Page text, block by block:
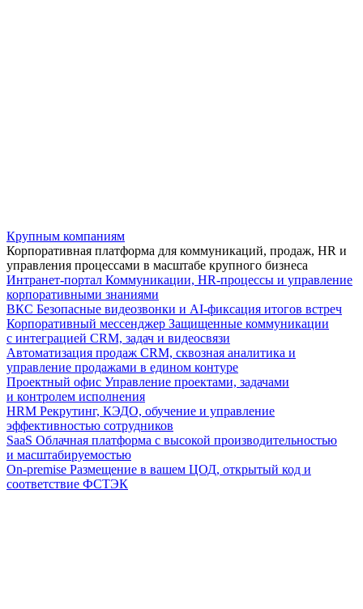
Крупным компаниям
Корпоративная платформа для коммуникаций, продаж, HR и
управления процессами в масштабе крупного бизнеса
Интранет-портал Коммуникации, HR-процессы и управление
корпоративными знаниями
ВКС Безопасные видеозвонки и AI-фиксация итогов встреч
Корпоративный мессенджер Защищенные коммуникации
с интеграцией CRM, задач и видеосвязи
Автоматизация продаж CRM, сквозная аналитика и
управление продажами в едином контуре
Проектный офис Управление проектами, задачами
и контролем исполнения
HRM Рекрутинг, КЭДО, обучение и управление
эффективностью сотрудников
SaaS Облачная платформа с высокой производительностью
и масштабируемостью
On-premise Размещение в вашем ЦОД, открытый код и
соответствие ФСТЭК